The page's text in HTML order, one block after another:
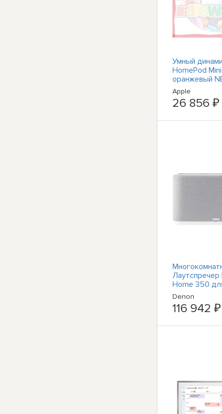
Умный
HomePod Mini
оранжевый
Apple
26 856 ₽
Лаутспречер
Home 350
интернет-
с
Denon
116 942 ₽